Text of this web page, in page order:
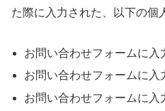
た際に入力された、以下の個
お問い合わせフォームに入
お問い合わせフォームに入
お問い合わせフォームに入